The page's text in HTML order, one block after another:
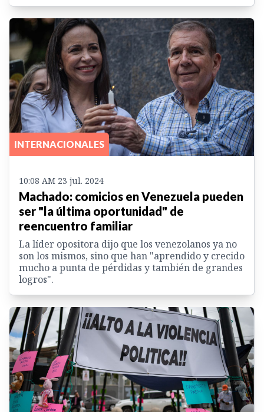
INTERNACIONALES
10:08 AM 23 jul. 2024
Machado: comicios en Venezuela pueden
ser "la última oportunidad" de
reencuentro familiar
La líder opositora dijo que los venezolanos ya no
son los mismos, sino que han "aprendido y crecido
mucho a punta de pérdidas y también de grandes
logros".